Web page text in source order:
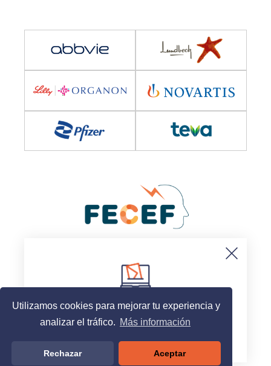
Utilizamos cookies para mejorar tu experiencia y
analizar el tráfico. Más información
Rechazar Aceptar
Aviso legal
Politica de cookies
Contacto
Suscripción al newsletter
Acceder